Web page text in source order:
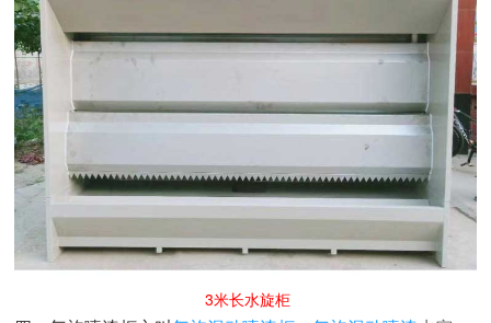
3米长水旋柜